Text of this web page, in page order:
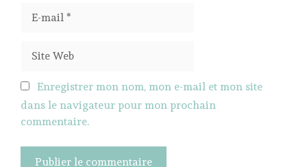
Enregistrer mon nom, mon e-mail et mon site
dans le navigateur pour mon prochain
commentaire.